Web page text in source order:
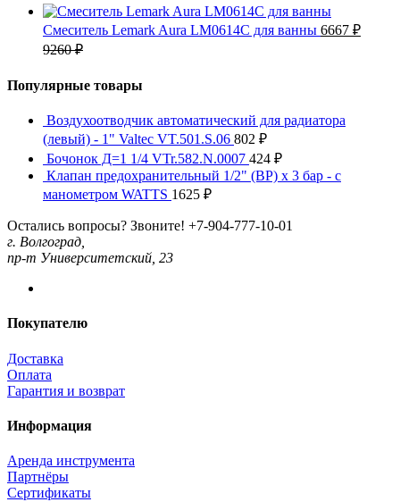
Смеситель Lemark Aura LM0614C для ванны 6667 ₽
9260₽
Популярные товары
Воздухоотводчик автоматический для радиатора
(левый) - 1" Valtec VT.501.S.06 802 ₽
Бочонок Д=1 1/4 VTr.582.N.0007 424 ₽
Клапан предохранительный 1/2" (ВР) x 3 бар - с
манометром WATTS 1625 ₽
Остались вопросы? Звоните! +7-904-777-10-01
г. Волгоград,
пр-т Университетский, 23
Покупателю
Доставка
Оплата
Гарантия и возврат
Информация
Аренда инструмента
Партнёры
Сертификаты